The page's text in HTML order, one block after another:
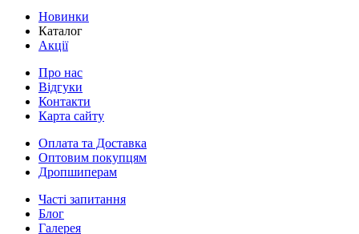
Новинки
Каталог
Акції
Про нас
Відгуки
Контакти
Карта сайту
Оплата та Доставка
Оптовим покупцям
Дропшиперам
Часті запитання
Блог
Галерея